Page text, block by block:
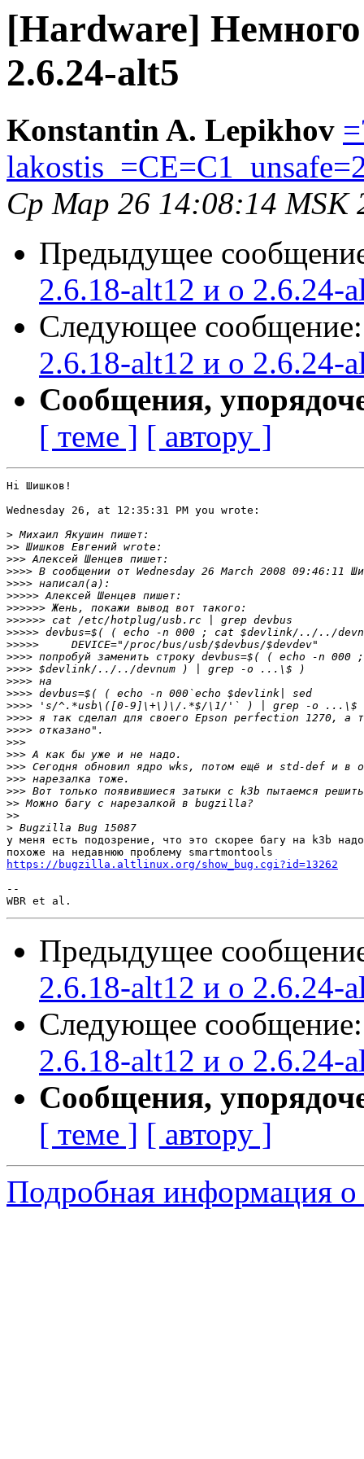
[Hardware] Немного
2.6.24-alt5
Konstantin A. Lepikhov
Ср Мар 26 14:08:14 MSK
Предыдущее
2.6.18-alt12 и о 2.6.24-
Следующее
2.6.18-alt12 и о 2.6.24-
Сообщения,
[ теме ] [ автору ]
Hi Шишков!
Wednesday 26, at 12:35:31 PM you wrote:
>
>>
>>>
>>>>
>>>>
>>>>>
>>>>>>
>>>>>>
>>>>>
>>>>>
>>>>
>>>>
>>>>
>>>>
>>>>
>>>>
>>>>
>>>
>>>
>>>
>>>
>>>
>>
>>
>
у меня есть подозрение, что это скорее багу на k3b
https://bugzilla.altlinux.org/show_bug.cgi?id=13262
--
Предыдущее
2.6.18-alt12 и о 2.6.24-
Следующее
2.6.18-alt12 и о 2.6.24-
Сообщения,
[ теме ] [ автору ]
Подробная информация о